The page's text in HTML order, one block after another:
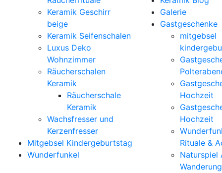
Keramik Geschirr
beige
Keramik Seifenschalen
Luxus Deko
Wohnzimmer
Räucherschalen
Keramik
Räucherschale
Keramik
Wachsfresser und
Kerzenfresser
Mitgebsel Kindergeburtstag
Wunderfunkel
Galerie
Gastgeschenke
mitgebsel
Hochzeit
Hochzeit
Rituale &
Naturspiel